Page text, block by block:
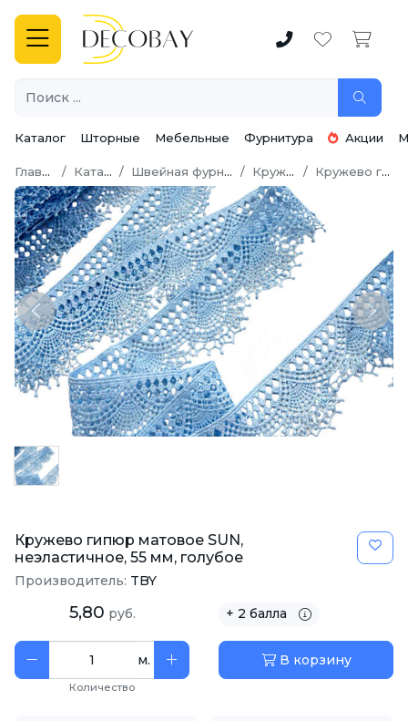
Каталог Шторные Мебельные Фурнитура Акции
Главная Каталог Швейная фурнитура Кружево Кружево гипюр
Previous Next
Кружево гипюр матовое SUN,
неэластичное, 55 мм, голубое
Производитель: TBY
5,80 руб. + 2 балла
м.
Количество
В корзину